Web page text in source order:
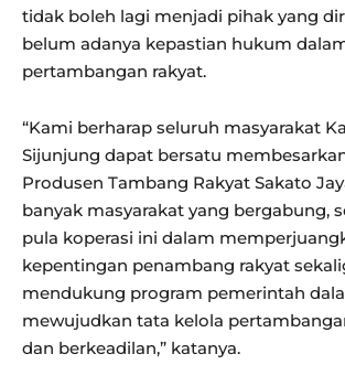
tidak boleh lagi menjadi pihak yang
belum adanya kepastian hukum
pertambangan rakyat.
“Kami berharap seluruh masyarakat
Sijunjung dapat bersatu
Produsen Tambang Rakyat Sakato
banyak masyarakat yang bergabung,
pula koperasi ini dalam
kepentingan penambang rakyat
mendukung program pemerintah
mewujudkan tata kelola
dan berkeadilan,” katanya.